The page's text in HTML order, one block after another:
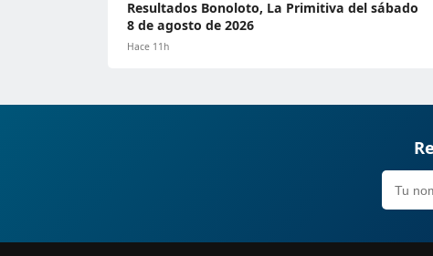
Resultados Bonoloto, La Primitiva del sábado
8 de agosto de 2026
Hace 11h